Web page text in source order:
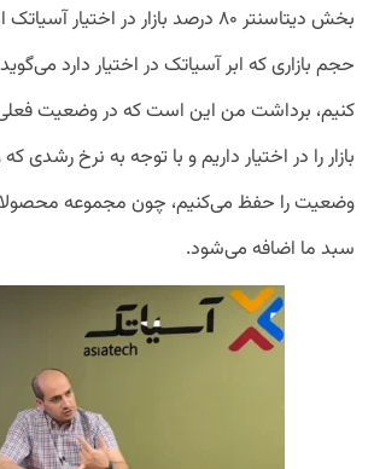
بخش دیتاسنتر ۸۰ درصد بازار در اختیار
حجم بازاری که ابر آسیاتک در اختیار دارد
بازار را در اختیار داریم و با توجه به نرخ رشدی
وضعیت را حفظ می‌کنیم، چون مجموعه
سبد ما اضافه می‌شود.